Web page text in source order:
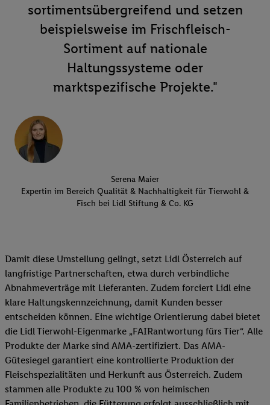
sortimentsübergreifend und setzen
beispielsweise im Frischfleisch-
Sortiment auf nationale
Haltungssysteme oder
marktspezifische Projekte."
Serena Maier
Expertin im Bereich Qualität & Nachhaltigkeit für Tierwohl &
Fisch bei Lidl Stiftung & Co. KG
Damit diese Umstellung gelingt, setzt Lidl Österreich auf
langfristige Partnerschaften, etwa durch verbindliche
Abnahmeverträge mit Lieferanten. Zudem forciert Lidl eine
klare Haltungskennzeichnung, damit Kunden besser
entscheiden können. Eine wichtige Orientierung dabei bietet
die Lidl Tierwohl-Eigenmarke „FAIRantwortung fürs Tier“. Alle
Produkte der Marke sind AMA-zertifiziert. Das AMA-
Gütesiegel garantiert eine kontrollierte Produktion der
Fleischspezialitäten und Herkunft aus Österreich. Zudem
stammen alle Produkte zu 100 % von heimischen